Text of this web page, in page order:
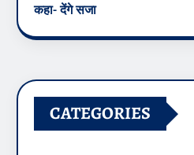
कहा- देंगे सजा
CATEGORIES